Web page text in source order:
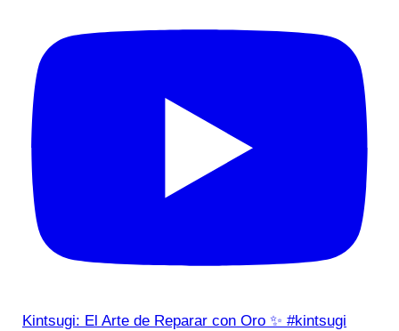
Kintsugi: El Arte de Reparar con Oro ✨ #kintsugi